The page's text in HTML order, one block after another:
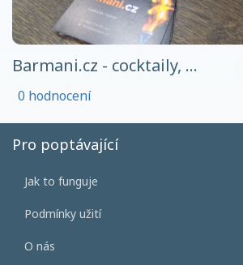
Barmani.cz - cocktaily, ...
0 hodnocení
Pro poptávající
Jak to funguje
Podmínky užití
O nás